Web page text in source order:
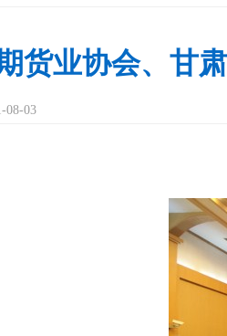
货业协会、甘
08-03